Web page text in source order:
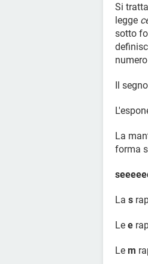
Si
legge
sotto
Il
La
forma
La s
Le e
Le m